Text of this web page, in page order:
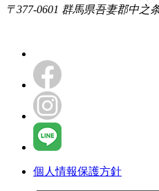
〒377-0601 群馬県吾妻郡中之
個人情報保護方針